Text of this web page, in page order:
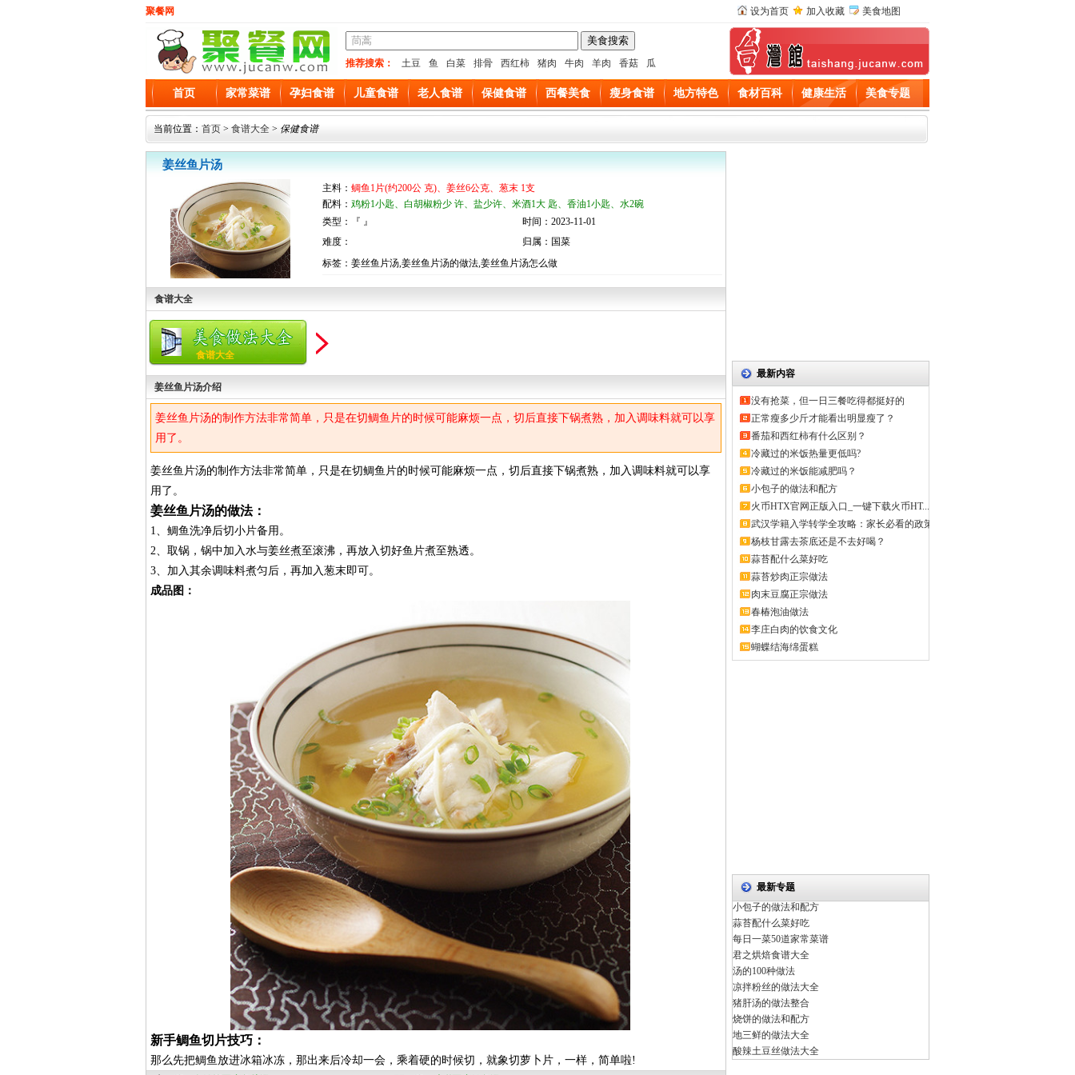
聚餐网 设为首页 加入收藏 美食地图
推荐搜索： 土豆 鱼 白菜 排骨 西红柿 猪肉 牛肉 羊肉 香菇 瓜
首页 家常菜谱 孕妇食谱 儿童食谱 老人食谱 保健食谱 西餐美食 瘦身食谱 地方特色 食材百科 健康生活 美食专题
当前位置： 首页 > 食谱大全 > 保健食谱
姜丝鱼片汤
主料： 鲷鱼1片(约200公 克)、姜丝6公克、葱末 1支
配料： 鸡粉1小匙、白胡椒粉少 许、盐少许、米酒1大 匙、香油1小匙、水2碗
类型：『 』
时间：2023-11-01
难度：
归属：国菜
标签：姜丝鱼片汤,姜丝鱼片汤的做法,姜丝鱼片汤怎么做
食谱大全
食谱大全
姜丝鱼片汤介绍
姜丝鱼片汤的制作方法非常简单，只是在切鲷鱼片的时候可能麻烦一点，切后直接下锅煮熟，加入调味料就可以享
用了。
姜丝鱼片汤的制作方法非常简单，只是在切鲷鱼片的时候可能麻烦一点，切后直接下锅煮熟，加入调味料就可以享
用了。
姜丝鱼片汤的做法：
1、鲷鱼洗净后切小片备用。
2、取锅，锅中加入水与姜丝煮至滚沸，再放入切好鱼片煮至熟透。
3、加入其余调味料煮匀后，再加入葱末即可。
成品图：
新手鲷鱼切片技巧：
那么先把鲷鱼放进冰箱冰冻，那出来后冷却一会，乘着硬的时候切，就象切萝卜片，一样，简单啦!
最新内容
没有抢菜，但一日三餐吃得都挺好的
正常瘦多少斤才能看出明显瘦了？
番茄和西红柿有什么区别？
冷藏过的米饭热量更低吗?
冷藏过的米饭能减肥吗？
小包子的做法和配方
火币HTX官网正版入口_一键下载火币HT...
武汉学籍入学转学全攻略：家长必看的政策
解...
杨枝甘露去茶底还是不去好喝？
蒜苔配什么菜好吃
蒜苔炒肉正宗做法
肉末豆腐正宗做法
春椿泡油做法
李庄白肉的饮食文化
蝴蝶结海绵蛋糕
最新专题
小包子的做法和配方
蒜苔配什么菜好吃
每日一菜50道家常菜谱
君之烘焙食谱大全
汤的100种做法
凉拌粉丝的做法大全
猪肝汤的做法整合
烧饼的做法和配方
地三鲜的做法大全
酸辣土豆丝做法大全